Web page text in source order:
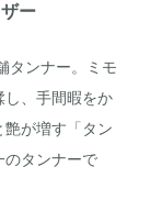
ー
タンナー。ミモ
し、手間暇をか
が増す「タン
のタンナーで